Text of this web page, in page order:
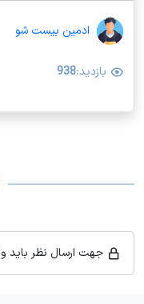
ادمین بیست شو
بازدید:938
جهت ارسال نظر باید